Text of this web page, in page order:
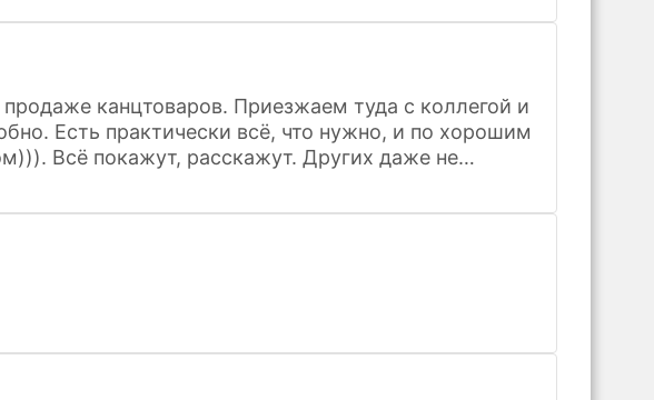
канцтоваров. Приезжаем туда с коллегой и
Есть практически всё, что нужно, и по хорошим
Всё покажут, расскажут. Других даже не